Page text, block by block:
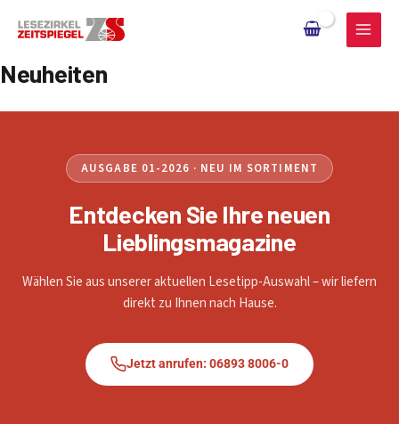
Inhalt
Neuheiten
AUSGABE 01-2026 · NEU IM SORTIMENT
Entdecken Sie Ihre neuen
Lieblingsmagazine
Wählen Sie aus unserer aktuellen Lesetipp-Auswahl – wir liefern
direkt zu Ihnen nach Hause.
Jetzt anrufen: 06893 8006-0